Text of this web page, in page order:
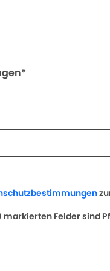
Felder sind